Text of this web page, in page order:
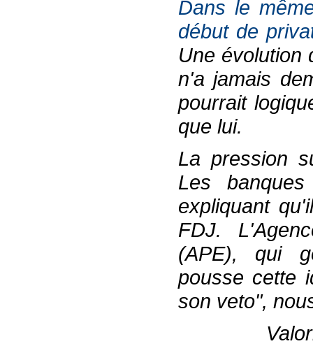
Dans le
début de
Une évolution
n'a jamais
pourrait
que lui.
La pression
Les
expliquant
FDJ.
(APE), qui
pousse cette
son veto",